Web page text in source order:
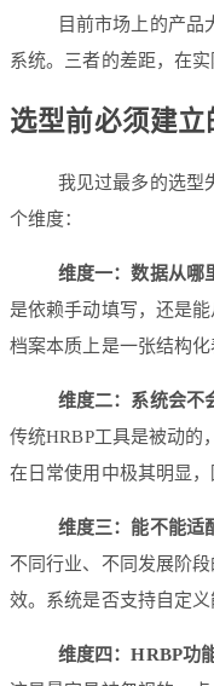
目前市场上的产品
系统。三者的差距，在
选型前必须建
我见过最多的选型
个维度：
维度一：数据从哪
是依赖手动填写，还是
档案本质上是一张结构化
维度二：系统会不
传统HRBP工具是被动
在日常使用中极其明显
维度三：能不能适
不同行业、不同发展阶
效。系统是否支持自定
维度四：HRBP功